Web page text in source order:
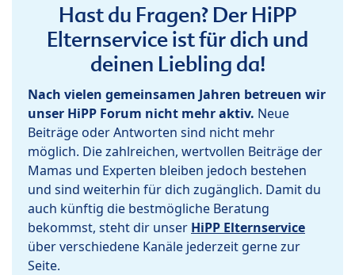
Hast du Fragen? Der HiPP
Elternservice ist für dich und
deinen Liebling da!
Nach vielen gemeinsamen Jahren betreuen wir
unser HiPP Forum nicht mehr aktiv. Neue
Beiträge oder Antworten sind nicht mehr
möglich. Die zahlreichen, wertvollen Beiträge der
Mamas und Experten bleiben jedoch bestehen
und sind weiterhin für dich zugänglich. Damit du
auch künftig die bestmögliche Beratung
bekommst, steht dir unser HiPP Elternservice
über verschiedene Kanäle jederzeit gerne zur
Seite.